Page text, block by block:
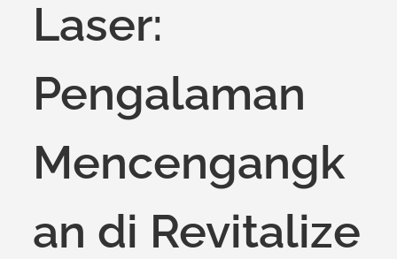
Laser:
Pengalaman
Mencengangk
an di Revitalize